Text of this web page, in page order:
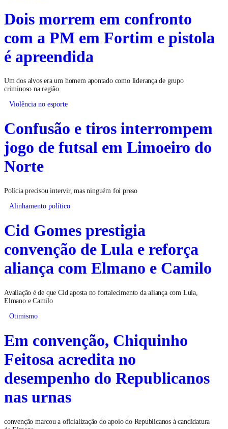
Dois morrem em confronto
com a PM em Fortim e pistola
é apreendida
Um dos alvos era um homem apontado como liderança de grupo
criminoso na região
Violência no esporte
Confusão e tiros interrompem
jogo de futsal em Limoeiro do
Norte
Polícia precisou intervir, mas ninguém foi preso
Alinhamento político
Cid Gomes prestigia
convenção de Lula e reforça
aliança com Elmano e Camilo
Avaliação é de que Cid aposta no fortalecimento da aliança com Lula,
Elmano e Camilo
Otimismo
Em convenção, Chiquinho
Feitosa acredita no
desempenho do Republicanos
nas urnas
convenção marcou a oficialização do apoio do Republicanos à candidatura